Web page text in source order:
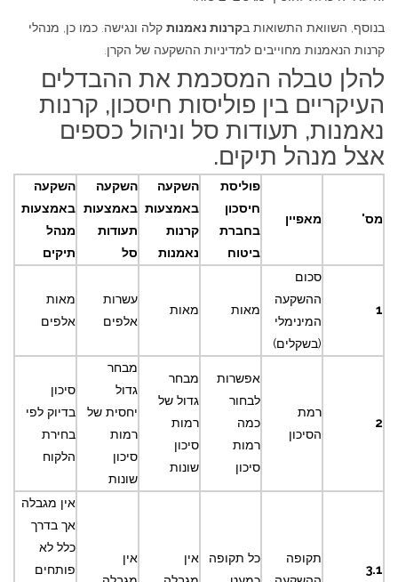
בנוסף, השוואת התשואות בקרנות נאמנות קלה ונגישה. כמו כן, מנהלי
קרנות הנאמנות מחוייבים למדיניות ההשקעה של הקרן.
להלן טבלה המסכמת את ההבדלים
העיקריים בין פוליסות חיסכון, קרנות
נאמנות, תעודות סל וניהול כספים
אצל מנהל תיקים.
מס' מאפיין
פוליסת
חיסכון
בחברת
ביטוח
השקעה
באמצעות
קרנות
נאמנות
השקעה
באמצעות
תעודות
סל
השקעה
באמצעות
מנהל
תיקים
1
סכום
ההשקעה
המינימלי
(בשקלים)
מאות מאות
עשרות
אלפים
מאות
אלפים
2
רמת
הסיכון
אפשרות
לבחור
כמה
רמות
סיכון
מבחר
גדול של
רמות
סיכון
שונות
מבחר
גדול
יחסית של
רמות
סיכון
שונות
סיכון
בדיוק לפי
בחירת
הלקוח
3.1
תקופה
כל תקופה
אין
אין
אין מגבלה
אך בדרך
כלל לא
פותחים